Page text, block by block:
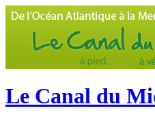
Le Canal du